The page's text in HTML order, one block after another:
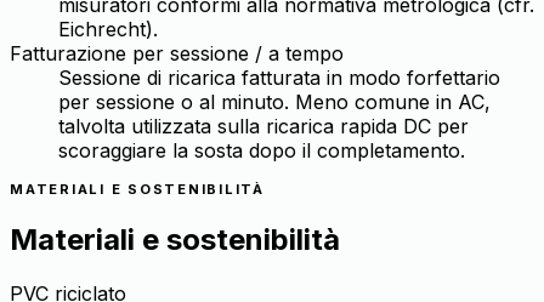
Eichrecht).
Fatturazione per sessione / a tempo
Sessione di ricarica fatturata in modo forfettario
per sessione o al minuto. Meno comune in AC,
talvolta utilizzata sulla ricarica rapida DC per
scoraggiare la sosta dopo il completamento.
MATERIALI E SOSTENIBILITÀ
Materiali e sostenibilità
PVC riciclato